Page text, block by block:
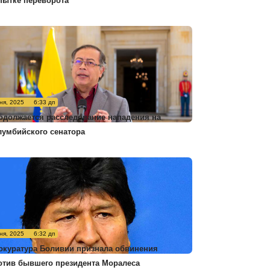
2025 6:33 дп
расследование нападения на
сенатора
2025 6:32 дп
Боливии признала обвинения
бывшего президента Моралеса